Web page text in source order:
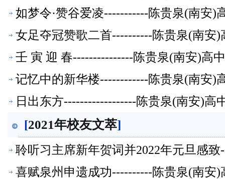
如梦令·赞谷爱凌-----------陈贵泉(南安)
女足夺冠赞歌二首----------陈贵泉(南安)
壬 寅 迎 春---------------陈贵泉(南安)高
记忆中的新华楼------------陈贵泉(南安)
日出东方------------------陈贵泉(南安)高
[2021年校友文萃]
聆听习主席新年贺词并2022年元旦感
喜赋泉州申遗成功----------陈贵泉(南安)